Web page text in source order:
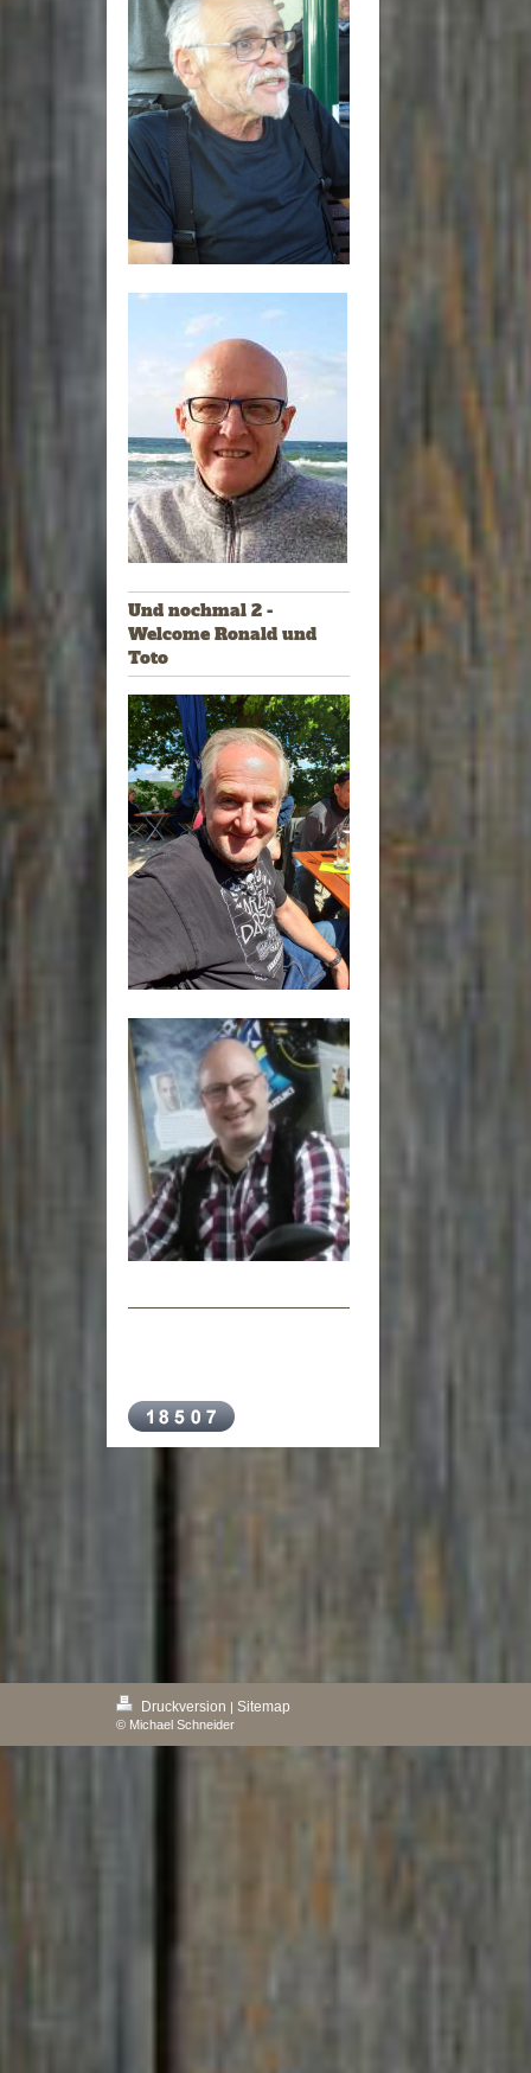
Und nochmal 2 -
Welcome Ronald und
Toto
Druckversion | Sitemap
© Michael Schneider